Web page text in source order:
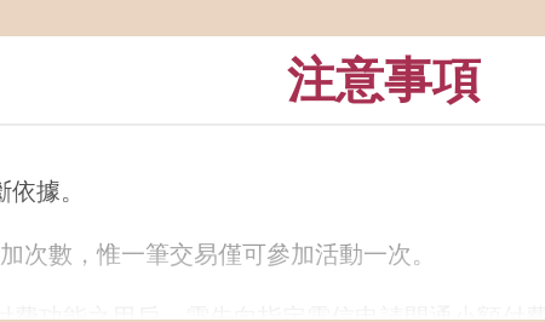
與密碼；若不慎遺失，視同放棄此活動參加機會
/ 扣點交易查詢
顯示在活動網頁，請務必留意。若需查詢可至
注意事項
據。
次數，惟一筆交易僅可參加活動一次。